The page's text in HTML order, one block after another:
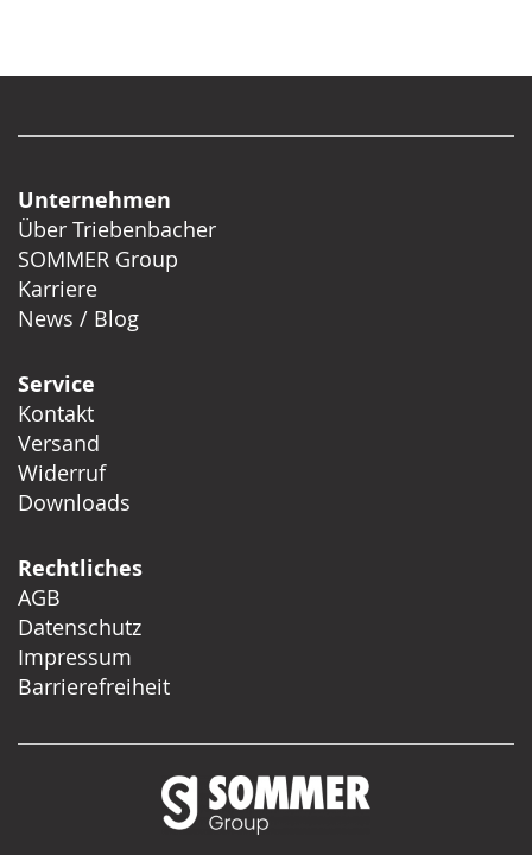
Unternehmen
Über Triebenbacher
SOMMER Group
Karriere
News / Blog
Service
Kontakt
Versand
Widerruf
Downloads
Rechtliches
AGB
Datenschutz
Impressum
Barrierefreiheit